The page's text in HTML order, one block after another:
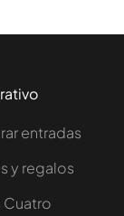
entradas
y regalos
Cuatro